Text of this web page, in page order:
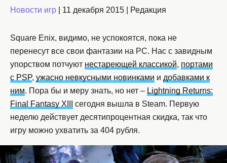
Новости игр 11 декабря 2015 Редакция
Square Enix, видимо, не успокоятся, пока не
перенесут все свои фантазии на PC. Нас с завидным
упорством потчуют нестареющей классикой, портами
с PSP, ужасно невкусными новинками и добавками к
ним. Пора бы и меру знать, но нет – Lightning Returns:
Final Fantasy XIII
сегодня вышла в Steam. Первую
неделю действует десятипроцентная скидка, так что
игру можно ухватить за 404 рубля.